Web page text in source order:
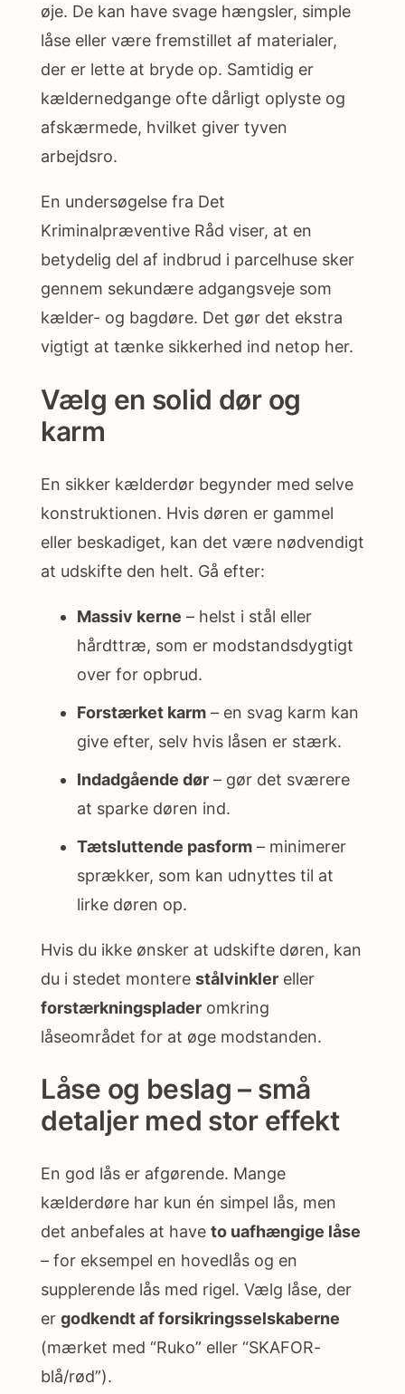
øje. De kan have svage hængsler, simple
låse eller være fremstillet af materialer,
der er lette at bryde op. Samtidig er
kældernedgange ofte dårligt oplyste og
afskærmede, hvilket giver tyven
arbejdsro.
En undersøgelse fra Det
Kriminalpræventive Råd viser, at en
betydelig del af indbrud i parcelhuse sker
gennem sekundære adgangsveje som
kælder- og bagdøre. Det gør det ekstra
vigtigt at tænke sikkerhed ind netop her.
Vælg en solid dør og
karm
En sikker kælderdør begynder med selve
konstruktionen. Hvis døren er gammel
eller beskadiget, kan det være nødvendigt
at udskifte den helt. Gå efter:
Massiv kerne – helst i stål eller
hårdttræ, som er modstandsdygtigt
over for opbrud.
Forstærket karm – en svag karm kan
give efter, selv hvis låsen er stærk.
Indadgående dør – gør det sværere
at sparke døren ind.
Tætsluttende pasform – minimerer
sprækker, som kan udnyttes til at
lirke døren op.
Hvis du ikke ønsker at udskifte døren, kan
du i stedet montere stålvinkler eller
forstærkningsplader omkring
låseområdet for at øge modstanden.
Låse og beslag – små
detaljer med stor effekt
En god lås er afgørende. Mange
kælderdøre har kun én simpel lås, men
det anbefales at have to uafhængige låse
– for eksempel en hovedlås og en
supplerende lås med rigel. Vælg låse, der
er godkendt af forsikringsselskaberne
(mærket med “Ruko” eller “SKAFOR-
blå/rød”).